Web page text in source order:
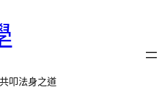
叩法身之道